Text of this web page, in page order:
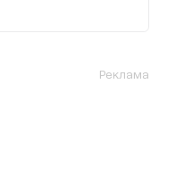
Реклама